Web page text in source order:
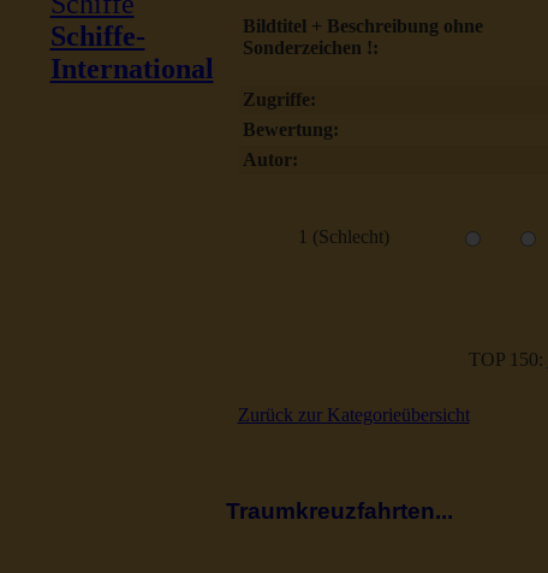
Schiffe-
International
Bildtitel + Beschreibung ohne
Sonderzeichen !:
Zugriffe:
Bewertung:
Autor:
1 (Schlecht)
TOP 150:
Zurück zur Kategorieübersicht
Traumkreuzfahrten...